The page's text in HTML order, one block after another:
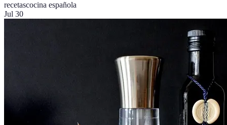
recetascocina española
Jul 30